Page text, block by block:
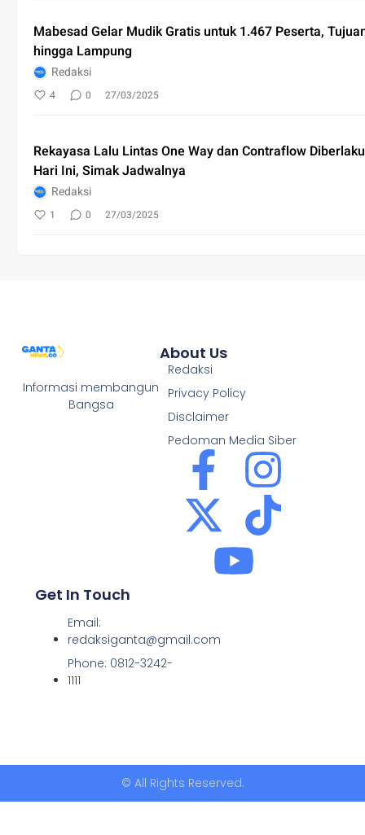
Mabesad Gelar Mudik Gratis untuk 1.467 Peserta,
hingga Lampung
Redaksi
4 0 27/03/2025
Rekayasa Lalu Lintas One Way dan Contraflow
Hari Ini, Simak Jadwalnya
Redaksi
1 0 27/03/2025
Informasi membangun
Bangsa
About Us
Redaksi
Privacy Policy
Disclaimer
Pedoman Media Siber
Get In Touch
Email:
redaksiganta@gmail.com
Phone: 0812-3242-
1111
© All Rights Reserved.